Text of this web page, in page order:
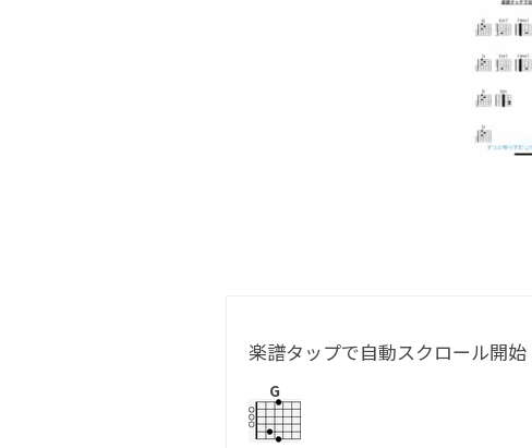
楽譜タップで自動スクロール開始
G